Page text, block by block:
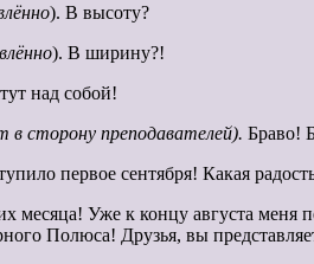
). В высоту?
). В ширину?!
над собой!
в сторону преподавателей). Браво!
первое сентября! Какая
месяца! Уже к концу августа
Полюса! Друзья, вы